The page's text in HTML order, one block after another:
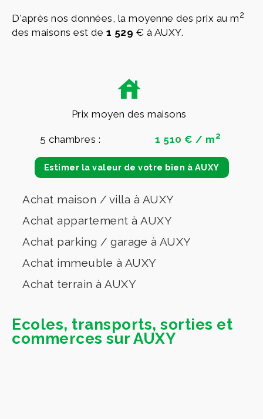
D'après nos données, la moyenne des prix au m2
des maisons est de 1 529 € à AUXY.
Prix moyen des maisons
5 chambres : 1 510 € / m2
Estimer la valeur de votre bien à AUXY
Achat maison / villa à AUXY
Achat appartement à AUXY
Achat parking / garage à AUXY
Achat immeuble à AUXY
Achat terrain à AUXY
Ecoles, transports, sorties et
commerces sur AUXY